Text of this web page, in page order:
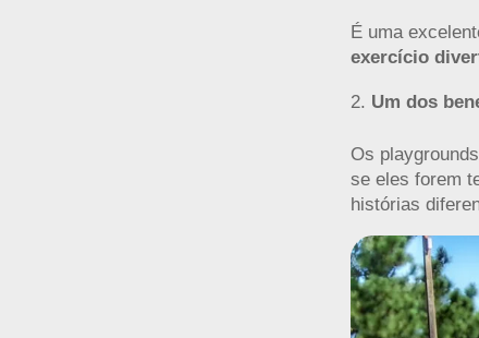
É uma
exercício
Um dos
Os
se eles forem
histórias